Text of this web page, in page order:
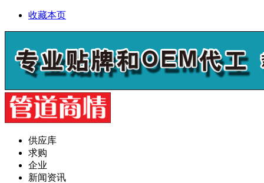
收藏本页
供应库
求购
企业
新闻资讯